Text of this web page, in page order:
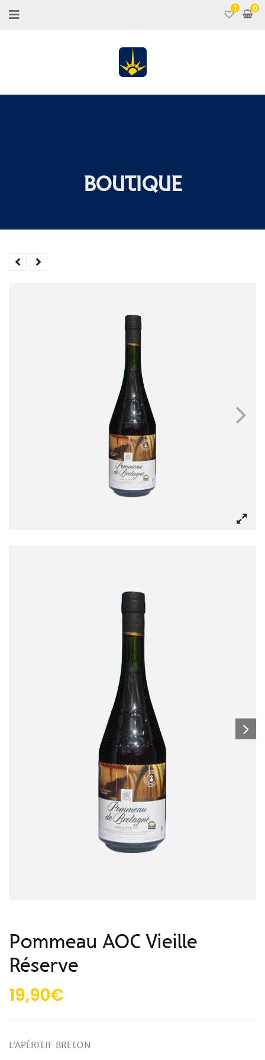
1
BOUTIQUE
Pommeau AOC Vieille
Réserve
19,90€
L’APÉRITIF BRETON